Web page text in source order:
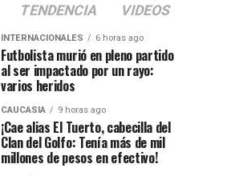
TENDENCIA VIDEOS
INTERNACIONALES 6 horas ago
Futbolista murió en pleno partido
al ser impactado por un rayo:
varios heridos
CAUCASIA 9 horas ago
¡Cae alias El Tuerto, cabecilla del
Clan del Golfo: Tenía más de mil
millones de pesos en efectivo!